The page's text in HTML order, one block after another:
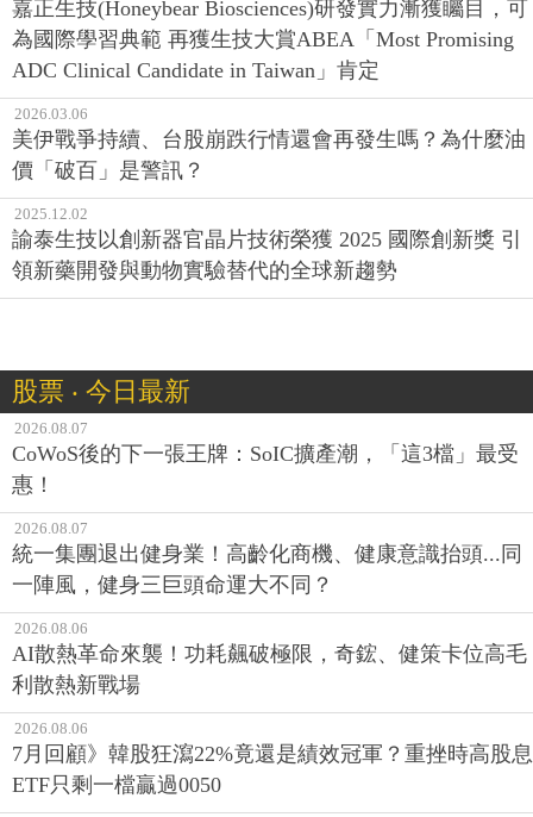
嘉正生技(Honeybear Biosciences)研發實力漸獲矚目，可
為國際學習典範 再獲生技大賞ABEA「Most Promising
ADC Clinical Candidate in Taiwan」肯定
2026.03.06
美伊戰爭持續、台股崩跌行情還會再發生嗎？為什麼油
價「破百」是警訊？
2025.12.02
諭泰生技以創新器官晶片技術榮獲 2025 國際創新獎 引
領新藥開發與動物實驗替代的全球新趨勢
股票 ‧ 今日最新
2026.08.07
CoWoS後的下一張王牌：SoIC擴產潮，「這3檔」最受
惠！
2026.08.07
統一集團退出健身業！高齡化商機、健康意識抬頭...同
一陣風，健身三巨頭命運大不同？
2026.08.06
AI散熱革命來襲！功耗飆破極限，奇鋐、健策卡位高毛
利散熱新戰場
2026.08.06
7月回顧》韓股狂瀉22%竟還是績效冠軍？重挫時高股息
ETF只剩一檔贏過0050